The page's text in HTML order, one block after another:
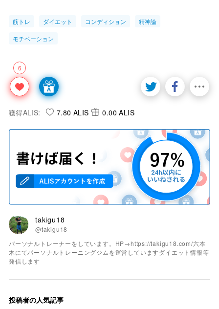
筋トレ ダイエット コンディション 精神論
モチベーション
6
獲得ALIS: 7.80 ALIS 0.00 ALIS
takigu18
@takigu18
パーソナルトレーナーをしています。HP→https://takigu18.com/六本
木にてパーソナルトレーニングジムを運営していますダイエット情報等
発信します
投稿者の人気記事